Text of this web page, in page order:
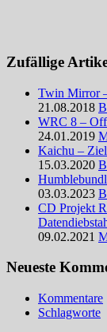
Zufällige
Twin Mirror
21.08.2018
WRC 8 –
24.01.2019
Kaichu –
15.03.2020
03.03.2023
CD Projekt
09.02.2021
Neueste
Kommentare
Schlagworte